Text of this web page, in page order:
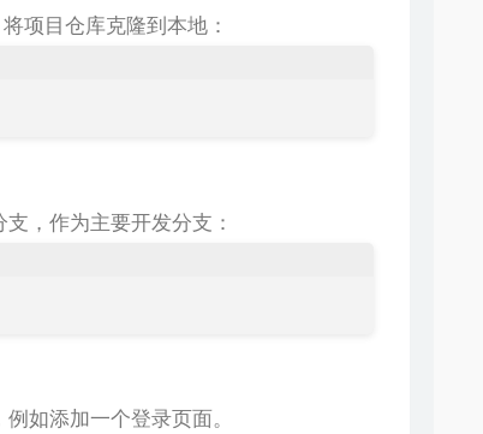
项目仓库克隆到本地：
，作为主要开发分支：
如添加一个登录页面。